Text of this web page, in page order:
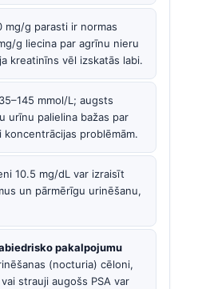
mg/g parasti ir normas
g liecina par agrīnu nieru
kreatinīns vēl izskatās labi.
mmol/L; augsts
urīnu palielina bažas par
koncentrācijas problēmām.
10.5 mg/dL var izraisīt
un pārmērīgu urinēšanu,
pakalpojumu
(nocturia) cēloni,
strauji augošs PSA var